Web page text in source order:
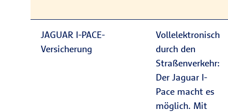
JAGUAR I‑PACE-
Versicherung
Vollelektronisch
durch den
Straßenverkehr:
Der Jaguar I-
Pace macht es
möglich. Mit